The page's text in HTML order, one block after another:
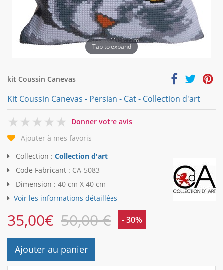
Tap to expand
kit Coussin Canevas
Kit Coussin Canevas - Persian - Cat - Collection d'art
0
Donner votre avis
Ajouter à mes favoris
Collection : Collection d'art
Code Fabricant : CA-5083
Dimension : 40 cm X 40 cm
Voir les informations détaillées
35,00€ 50,00 € - 30%
Ajouter au panier